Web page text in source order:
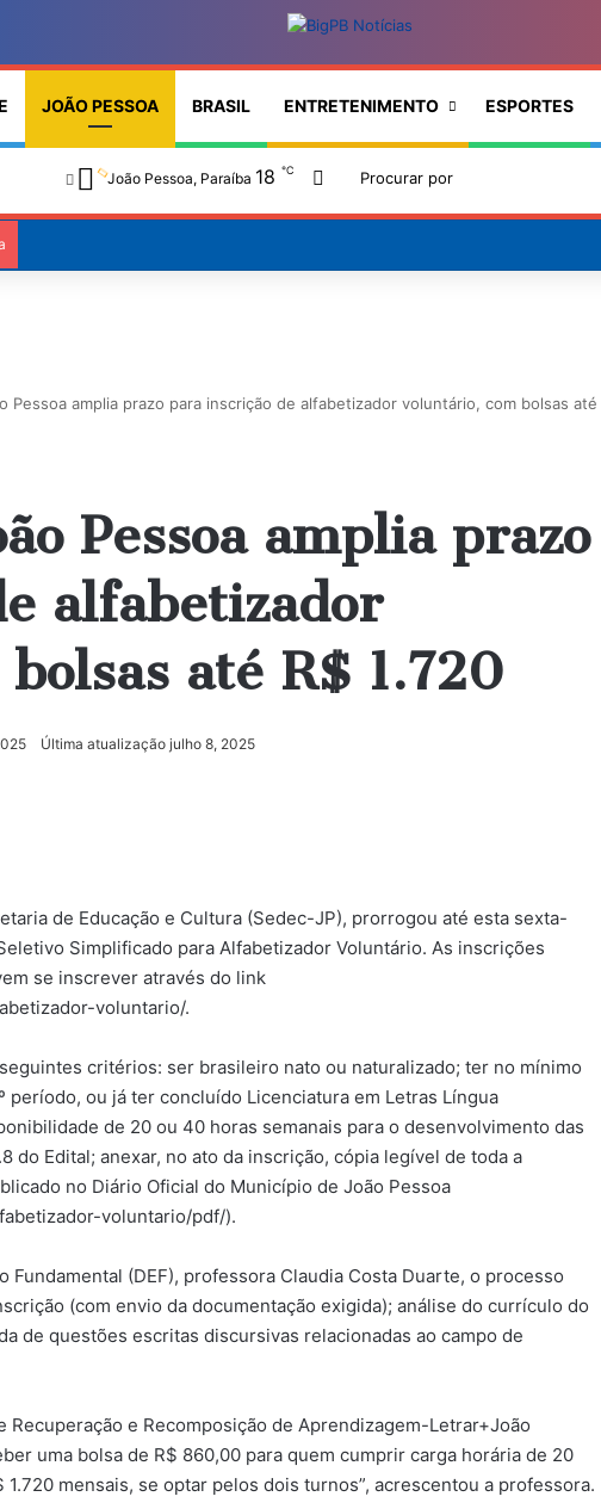
JOÃO PESSOA BRASIL ENTRETENIMENTO ESPORTES
João Pessoa, Paraíba 18 ℃ Switch skin
Pessoa amplia prazo para inscrição de alfabetizador voluntário, com bolsas até
Pessoa amplia prazo
alfabetizador
até R$ 1.720
Última atualização julho 8, 2025
de Educação e Cultura (Sedec-JP), prorrogou até esta sexta-
Simplificado para Alfabetizador Voluntário. As inscrições
se inscrever através do link
voluntario/.
critérios: ser brasileiro nato ou naturalizado; ter no mínimo
período, ou já ter concluído Licenciatura em Letras Língua
de 20 ou 40 horas semanais para o desenvolvimento das
do Edital; anexar, no ato da inscrição, cópia legível de toda a
no Diário Oficial do Município de João Pessoa
voluntario/pdf/).
(DEF), professora Claudia Costa Duarte, o processo
(com envio da documentação exigida); análise do currículo do
de questões escritas discursivas relacionadas ao campo de
Recuperação e Recomposição de Aprendizagem-Letrar+João
uma bolsa de R$ 860,00 para quem cumprir carga horária de 20
mensais, se optar pelos dois turnos”, acrescentou a professora.